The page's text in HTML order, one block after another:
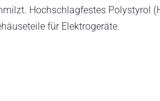
Hochschlagfestes Polystyrol
für Elektrogeräte.